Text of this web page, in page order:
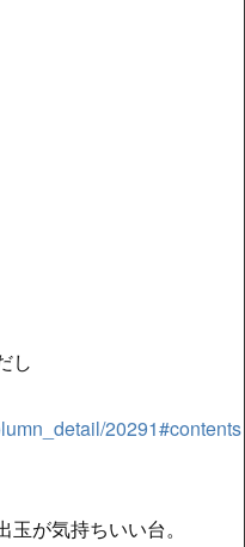
し
20291#contents
が気持ちいい台。